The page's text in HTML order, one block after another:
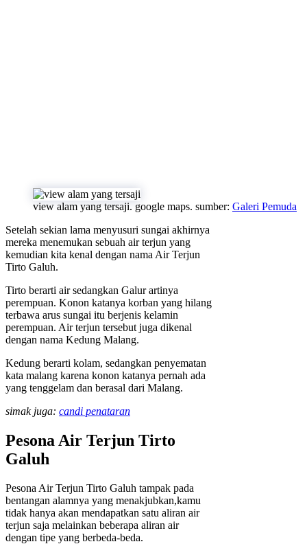
view alam yang tersaji. google maps. sumber: Galeri Pemuda
Setelah sekian lama menyusuri sungai akhirnya
mereka menemukan sebuah air terjun yang
kemudian kita kenal dengan nama Air Terjun
Tirto Galuh.
Tirto berarti air sedangkan Galur artinya
perempuan. Konon katanya korban yang hilang
terbawa arus sungai itu berjenis kelamin
perempuan. Air terjun tersebut juga dikenal
dengan nama Kedung Malang.
Kedung berarti kolam, sedangkan penyematan
kata malang karena konon katanya pernah ada
yang tenggelam dan berasal dari Malang.
simak juga: candi penataran
Pesona Air Terjun Tirto
Galuh
Pesona Air Terjun Tirto Galuh tampak pada
bentangan alamnya yang menakjubkan,kamu
tidak hanya akan mendapatkan satu aliran air
terjun saja melainkan beberapa aliran air
dengan tipe yang berbeda-beda.